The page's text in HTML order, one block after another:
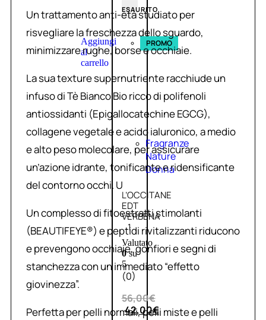
ESAURITO
Aggiungi
al
carrello
PROMO
Fragranze
Nature
Donna
L’OCCITANE
EDT
VERBENA
1
Valutato
0su
5
(0)
56,00€
42,00€
Un trattamento anti-età studiato per
risvegliare la freschezza dello sguardo,
minimizzare rughe, borse e occhiaie.
La sua texture supernutriente racchiude un
infuso di Tè Bianco Bio ricco di polifenoli
antiossidanti (Epigallocatechine EGCG),
collagene vegetale e acido ialuronico, a medio
e alto peso molecolare, per assicurare
un’azione idrante, tonificante e ridensificante
del contorno occhi. U
Un complesso di fitoestratti stimolanti
(BEAUTIFEYE®) e peptidi rivitalizzanti riducono
e prevengono occhiaie, gonfiori e segni di
stanchezza con un immediato “effetto
giovinezza”.
Perfetta per pelli normali, pelli miste e pelli